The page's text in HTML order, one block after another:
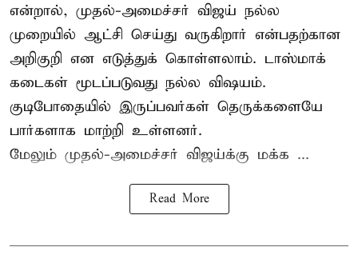
என்றால், முதல்-அமைச்சர் விஜய் நல்ல
முறையில் ஆட்சி செய்து வருகிறார் என்பதற்கான
அறிகுறி என எடுத்துக் கொள்ளலாம். டாஸ்மாக்
கடைகள் மூடப்படுவது நல்ல விஷயம்.
குடிபோதையில் இருப்பவர்கள் தெருக்களையே
பார்களாக மாற்றி உள்ளனர்.
மேலும் முதல்-அமைச்சர் விஜய்க்கு மக்க ...
Read More